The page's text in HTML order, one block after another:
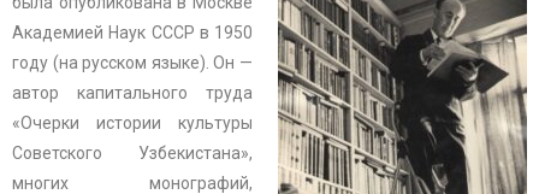
Академией Наук СССР в 1950
году (на русском языке). Он —
автор капитального труда
«Очерки истории культуры
Советского Узбекистана»,
многих монографий,